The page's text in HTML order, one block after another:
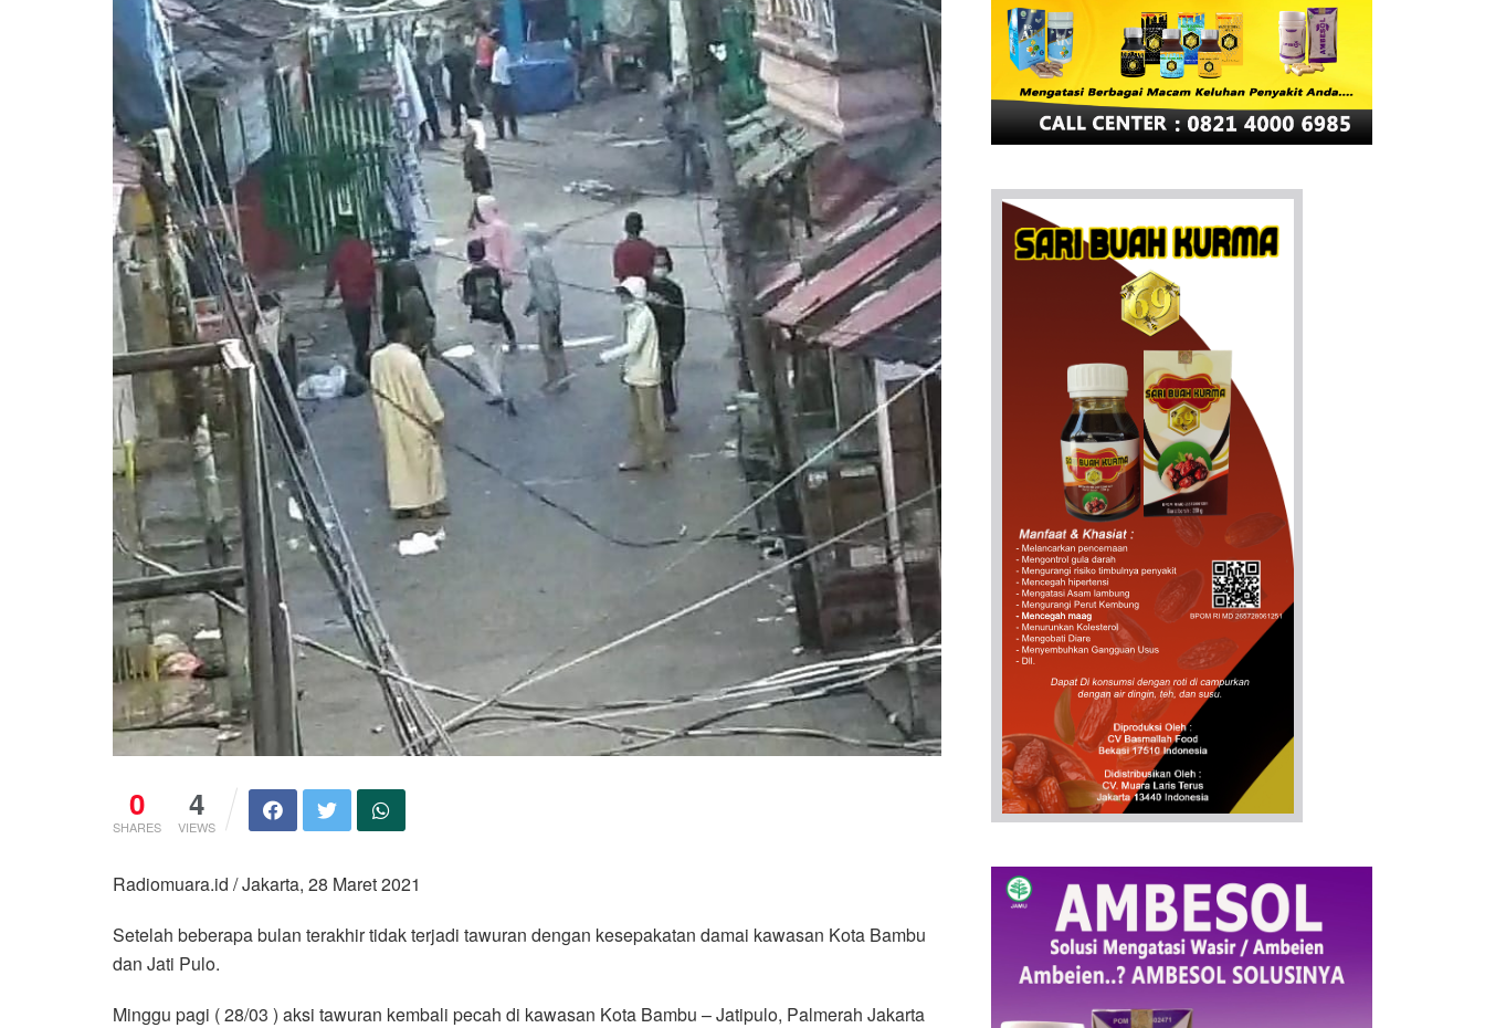
0
SHARES
4
VIEWS
Radiomuara.id / Jakarta, 28 Maret 2021
Setelah beberapa bulan terakhir tidak terjadi tawuran dengan kesepakatan damai kawasan Kota Bambu
dan Jati Pulo.
Minggu pagi ( 28/03 ) aksi tawuran kembali pecah di kawasan Kota Bambu – Jatipulo, Palmerah Jakarta